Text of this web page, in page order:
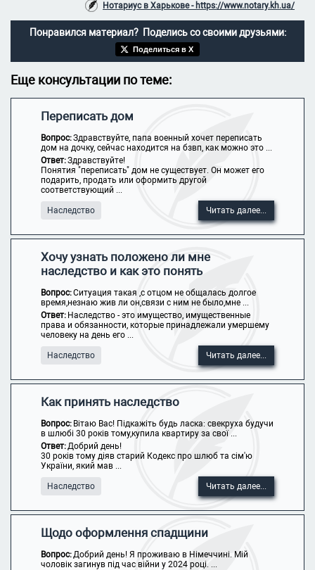
Нотариус в Харькове - https://www.notary.kh.ua/
Понравился материал? Поделись со своими друзьями:
Поделиться в X
Еще консультации по теме:
Переписать дом
Вопрос:Здравствуйте, папа военный хочет переписать
дом на дочку, сейчас находится на бзвп, как можно это ...
Ответ:Здравствуйте!
Понятия "переписать" дом не существует. Он может его
подарить, продать или оформить другой
соответствующий ...
Наследство Читать далее...
Хочу узнать положено ли мне
наследство и как это понять
Вопрос:Ситуация такая ,с отцом не общалась долгое
время,незнаю жив ли он,связи с ним не было,мне ...
Ответ: Наследство - это имущество, имущественные
права и обязанности, которые принадлежали умершему
человеку на день его ...
Наследство Читать далее...
Как принять наследство
Вопрос: Вітаю Вас! Підкажіть будь ласка: свекруха будучи
в шлюбі 30 років тому,купила квартиру за свої ...
Ответ:Добрий день!
30 років тому діяв старий Кодекс про шлюб та сім'ю
України, який мав ...
Наследство Читать далее...
Щодо оформлення спадщини
Вопрос:Добрий день! Я проживаю в Німеччині. Мій
чоловік загинув під час війни у 2024 році. ...